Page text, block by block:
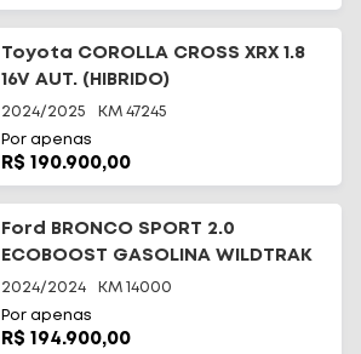
Toyota COROLLA CROSS XRX 1.8
16V AUT. (HIBRIDO)
2024/2025 KM 47245
Por apenas
R$ 190.900,00
Ford BRONCO SPORT 2.0
ECOBOOST GASOLINA WILDTRAK
4X4 SE
2024/2024 KM 14000
Por apenas
R$ 194.900,00